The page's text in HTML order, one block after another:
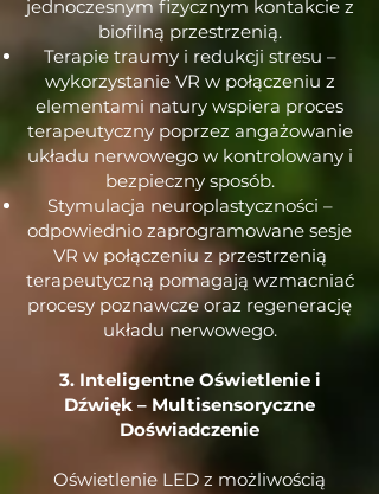
jednoczesnym fizycznym kontakcie z
biofilną przestrzenią.
Terapie traumy i redukcji stresu –
wykorzystanie VR w połączeniu z
elementami natury wspiera proces
terapeutyczny poprzez angażowanie
układu nerwowego w kontrolowany i
bezpieczny sposób.
Stymulacja neuroplastyczności –
odpowiednio zaprogramowane sesje
VR w połączeniu z przestrzenią
terapeutyczną pomagają wzmacniać
procesy poznawcze oraz regenerację
układu nerwowego.
3. Inteligentne Oświetlenie i
Dźwięk – Multisensoryczne
Doświadczenie
Oświetlenie LED z możliwością